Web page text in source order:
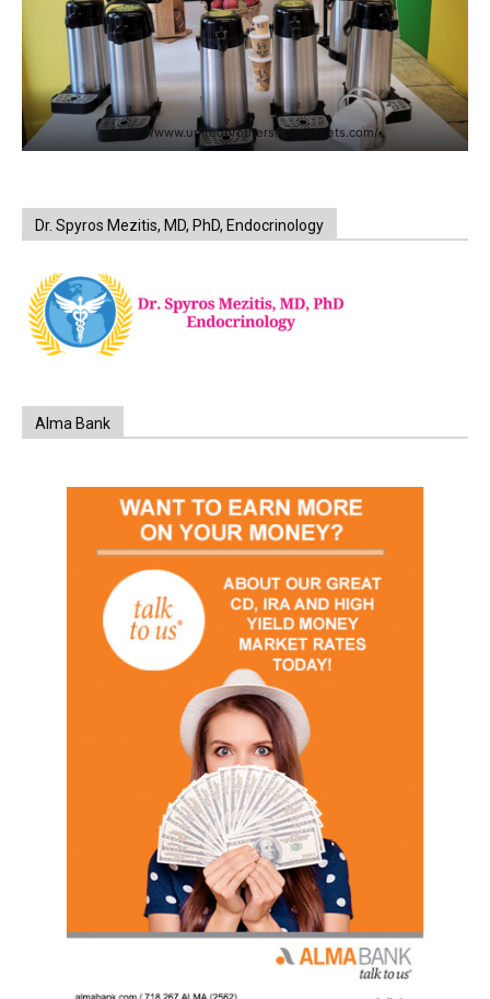
https://www.unitedbrothersfruitmarkets.com/
Dr. Spyros Mezitis, MD, PhD, Endocrinology
Alma Bank